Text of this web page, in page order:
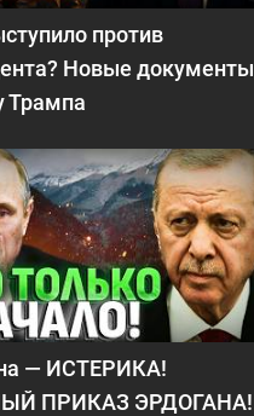
против
Новые документы
Трампа
— ИСТЕРИКА!
ПРИКАЗ ЭРДОГАНА!